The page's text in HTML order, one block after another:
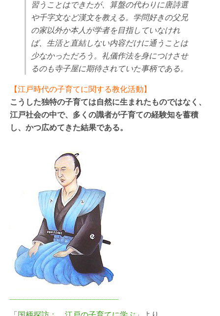
習うことはできたが、算盤の代わりに唐詩選
や千字文など漢文を教える。学問好きの父兄
の家以外か本人が学者を目指していなけれ
ば、生活と直結しない内容だけに通うことは
少なかっただろう。礼儀作法を身につけさせ
るのも寺子屋に期待されていた事柄である。
【江戸時代の子育てに関する教化活動】
こうした独特の子育ては自然に生まれたものではなく、
江戸社会の中で、多くの識者が子育ての経験知を蓄積
し、かつ広めてきた結果である。